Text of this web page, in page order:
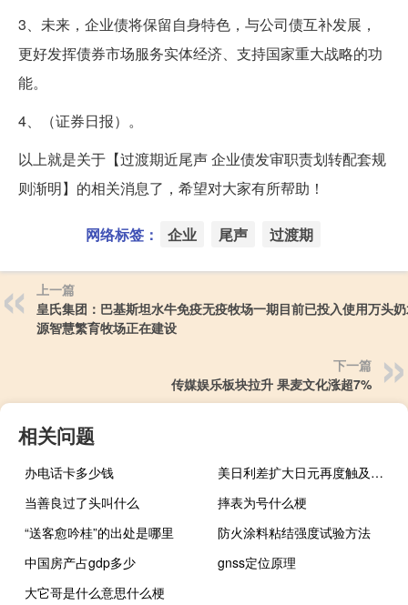
3、未来，企业债将保留自身特色，与公司债互补发展，
更好发挥债券市场服务实体经济、支持国家重大战略的功
能。
4、（证券日报）。
以上就是关于【过渡期近尾声 企业债发审职责划转配套规
则渐明】的相关消息了，希望对大家有所帮助！
网络标签： 企业 尾声 过渡期
上一篇
皇氏集团：巴基斯坦水牛免疫无疫牧场一期目前已投入使用万头
源智慧繁育牧场正在建设
下一篇
传媒娱乐板块拉升 果麦文化涨超7%
相关问题
办电话卡多少钱
美日利差扩大日元再度触及年内新低
当善良过了头叫什么
摔表为号什么梗
“送客愈吟桂”的出处是哪里
防火涂料粘结强度试验方法
中国房产占gdp多少
gnss定位原理
大它哥是什么意思什么梗